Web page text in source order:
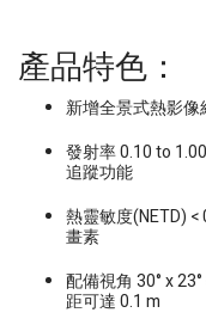
產品特色：
新增全景式熱影
發射率 0.10 to
追蹤功能
熱靈敏度(NETD)
畫素
配備視角 30° x
距可達 0.1 m